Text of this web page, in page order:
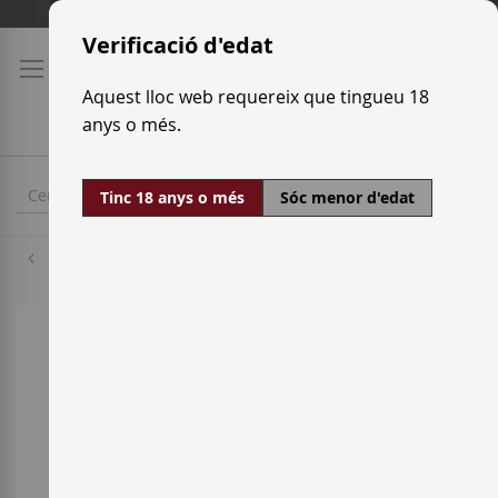
Skip
Content
Verificació d'edat
Aquest lloc web requereix que tingueu 18
anys o més.
Tinc 18 anys o més Sóc menor d'edat